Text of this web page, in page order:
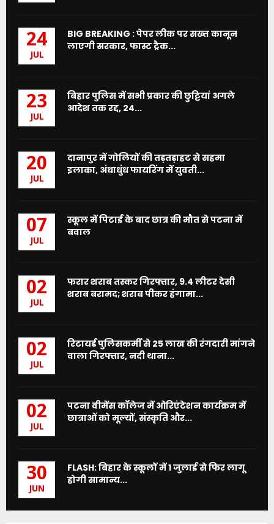
24
JUL
BIG BREAKING : पेपर लीक पर सख्त कानून
लाएगी सरकार, फास्ट ट्रैक...
23
JUL
बिहार पुलिस में सभी प्रकार की छुट्टियां अगले
आदेश तक रद्द, 24...
20
JUL
दानापुर में गोलियों की तड़तड़ाहट से सहमा
इलाका, अंधाधुंध फायरिंग में युवती...
07
JUL
स्कूल में पिटाई के बाद छात्र की मौत से पटना में
बवाल
02
JUL
फरार शराब तस्कर गिरफ्तार, 9.4 लीटर देसी
शराब बरामद; शराब पीकर हंगामा...
02
JUL
रिटायर्ड पुलिसकर्मी से 25 लाख की रंगदारी मांगने
वाला गिरफ्तार, नदी थाना...
02
JUL
पटना वीमेंस कॉलेज में ओरिएंटेशन कार्यक्रम में
छात्राओं को मूल्यों, संस्कृति और...
30
JUN
FLASH: बिहार के स्कूलों में 1 जुलाई से फिर लागू
होगी सामान्य...